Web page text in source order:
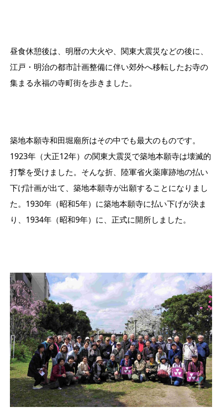
昼食休憩後は、明暦の大火や、関東大震災などの後に、
江戸・明治の都市計画整備に伴い郊外へ移転したお寺の
集まる永福の寺町街を歩きました。
築地本願寺和田堀廟所はその中でも最大のものです。
1923年（大正12年）の関東大震災で築地本願寺は壊滅的
打撃を受けました。そんな折、陸軍省火薬庫跡地の払い
下げ計画が出て、築地本願寺が出願することになりまし
た。1930年（昭和5年）に築地本願寺に払い下げが決ま
り、1934年（昭和9年）に、正式に開所しました。